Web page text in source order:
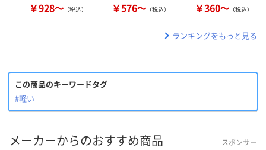
￥928～ （税込） ￥576～ （税込） ￥360～ （税込）
ランキングをもっと見る
この商品のキーワードタグ
#軽い
メーカーからのおすすめ商品 スポンサー